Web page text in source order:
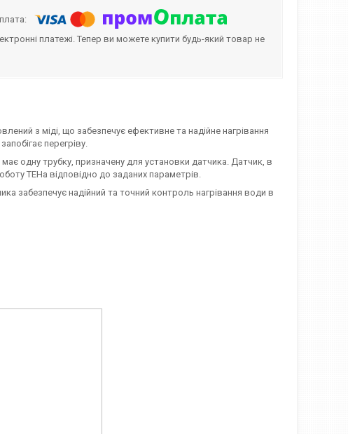
платежі. Тепер ви можете купити будь-який товар не
з міді, що забезпечує ефективне та надійне нагрівання
перегріву.
одну трубку, призначену для установки датчика. Датчик, в
ТЕНа відповідно до заданих параметрів.
забезпечує надійний та точний контроль нагрівання води в